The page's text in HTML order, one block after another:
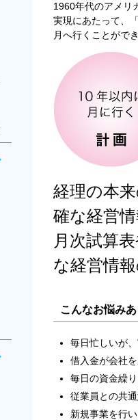
1960年代のアメリ
実現にあたって、
月へ行くことがで
経理の本
確な経営
月次試算
な経営情
こんなお悩み
毎日忙しいが
借入金が会社
毎日の資金繰
従業員との共
新規事業を行